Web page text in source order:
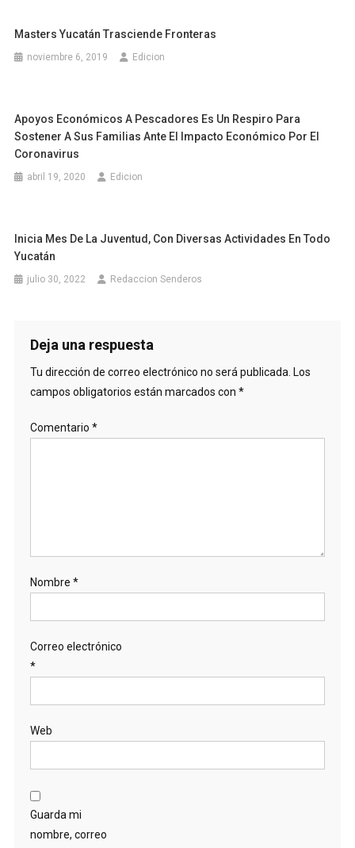
Masters Yucatán Trasciende Fronteras
noviembre 6, 2019 Edicion
Apoyos Económicos A Pescadores Es Un Respiro Para
Sostener A Sus Familias Ante El Impacto Económico Por El
Coronavirus
abril 19, 2020 Edicion
Inicia Mes De La Juventud, Con Diversas Actividades En Todo
Yucatán
julio 30, 2022 Redaccion Senderos
Deja una respuesta
Tu dirección de correo electrónico no será publicada. Los
campos obligatorios están marcados con *
Comentario *
Nombre *
Correo electrónico
*
Web
Guarda mi
nombre, correo